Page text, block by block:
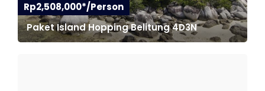
Rp2,508,000*/Person
Paket Island Hopping Belitung 4D3N